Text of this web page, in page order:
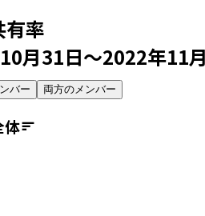
有率
月31日～2022年11
バー 両方のメンバー
体